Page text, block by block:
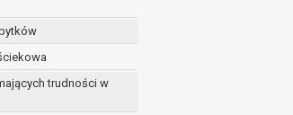
trudności w
Pani/Panu prawo wniesienia skargi do organu
do wniesienia skargi jest Prezes Urzędu
od sfery, w której przetwarzane są dane
nie będą poddawane zautomatyzowanemu